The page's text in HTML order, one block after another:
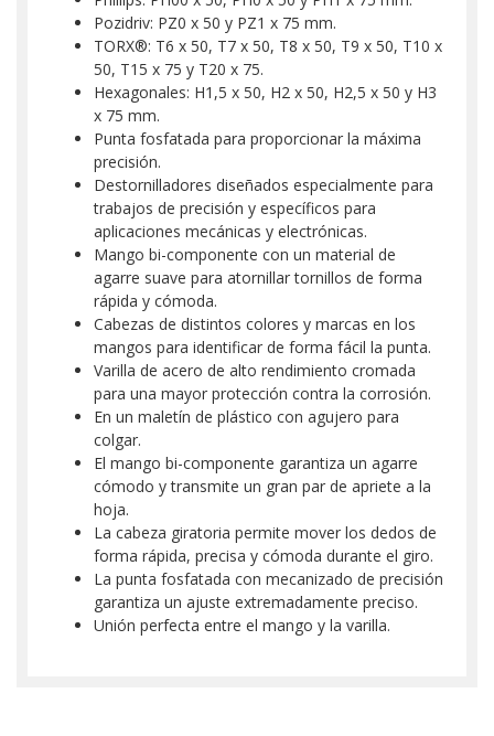
Pozidriv: PZ0 x 50 y PZ1 x 75 mm.
TORX®: T6 x 50, T7 x 50, T8 x 50, T9 x 50, T10 x
50, T15 x 75 y T20 x 75.
Hexagonales: H1,5 x 50, H2 x 50, H2,5 x 50 y H3
x 75 mm.
Punta fosfatada para proporcionar la máxima
precisión.
Destornilladores diseñados especialmente para
trabajos de precisión y específicos para
aplicaciones mecánicas y electrónicas.
Mango bi-componente con un material de
agarre suave para atornillar tornillos de forma
rápida y cómoda.
Cabezas de distintos colores y marcas en los
mangos para identificar de forma fácil la punta.
Varilla de acero de alto rendimiento cromada
para una mayor protección contra la corrosión.
En un maletín de plástico con agujero para
colgar.
El mango bi-componente garantiza un agarre
cómodo y transmite un gran par de apriete a la
hoja.
La cabeza giratoria permite mover los dedos de
forma rápida, precisa y cómoda durante el giro.
La punta fosfatada con mecanizado de precisión
garantiza un ajuste extremadamente preciso.
Unión perfecta entre el mango y la varilla.